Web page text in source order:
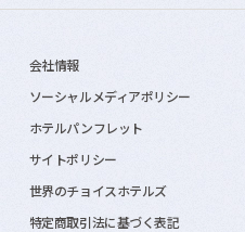
会社情報
ソーシャルメディアポリシー
ホテルパンフレット
サイトポリシー
世界のチョイスホテルズ
特定商取引法に基づく表記